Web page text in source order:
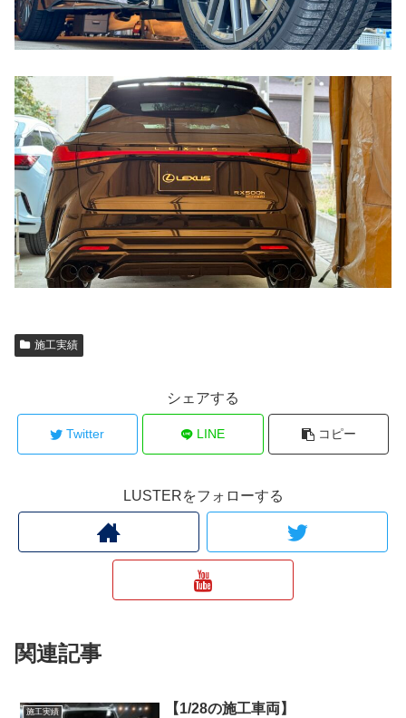
施工実績
シェアする
Twitter LINE コピー
LUSTERをフォローする
関連記事
施工実績 【1/28の施工車両】